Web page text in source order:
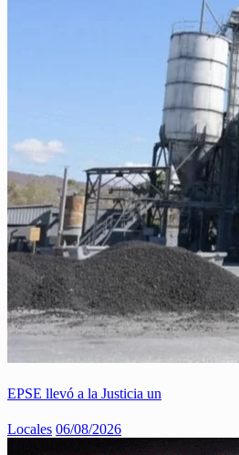
EPSE llevó a la Justicia un
Locales 06/08/2026